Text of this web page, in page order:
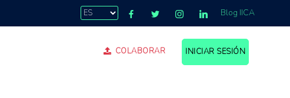
Blog IICA
COLABORAR INICIAR SESIÓN